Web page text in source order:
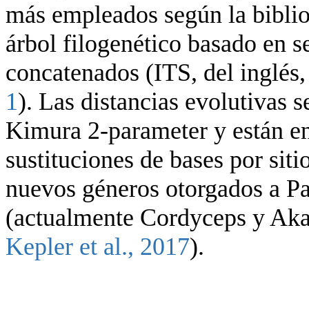
más empleados según la
árbol filogenético basado en
concatenados (ITS, del
1). Las distancias evolutivas
Kimura 2-parameter y están
sustituciones de bases por
nuevos géneros otorgados a
(actualmente Cordyceps y
Kepler et al., 2017).